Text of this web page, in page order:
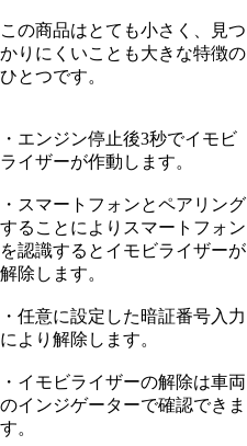
この商品はとても小さく、見つ
かりにくいことも大きな特徴の
ひとつです。
・エンジン停止後3秒でイモビ
ライザーが作動します。
・スマートフォンとペアリング
することによりスマートフォン
を認識するとイモビライザーが
解除します。
・任意に設定した暗証番号入力
により解除します。
・イモビライザーの解除は車両
のインジゲーターで確認できま
す。